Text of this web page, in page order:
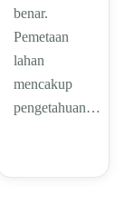
benar.
Pemetaan
lahan
mencakup
pengetahuan…